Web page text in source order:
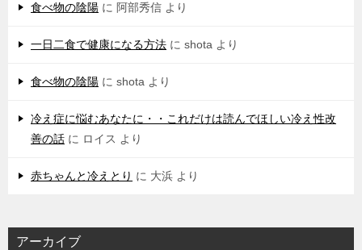
食べ物の陰陽 に 阿部秀信 より
一日二食で健康になる方法 に shota より
食べ物の陰陽 に shota より
冷え症に悩むあなたに・・これだけは読んでほしい冷え性改
善の話 に ロイス より
赤ちゃんと冷えとり に 大浜 より
アーカイブ